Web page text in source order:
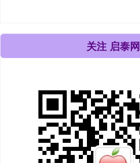
关注 启泰网